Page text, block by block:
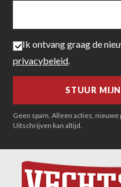
Ik ontvang graag de
privacybeleid.
Geen spam. Alleen acties,
Uitschrijven kan altijd.